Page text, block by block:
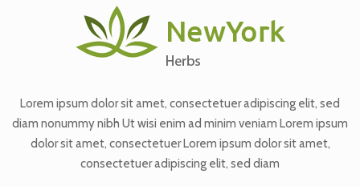
Lorem ipsum dolor sit amet, consectetuer adipiscing elit, sed
diam nonummy nibh Ut wisi enim ad minim veniam Lorem ipsum
dolor sit amet, consectetuer Lorem ipsum dolor sit amet,
consectetuer adipiscing elit, sed diam